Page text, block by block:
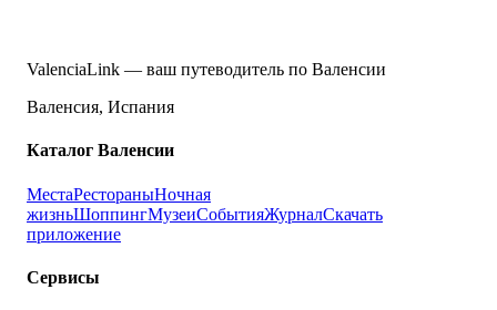
ValenciaLink — ваш путеводитель по Валенсии
Валенсия, Испания
Каталог Валенсии
МестаРестораныНочная
жизньШоппингМузеиСобытияЖурналСкачать
приложение
Сервисы